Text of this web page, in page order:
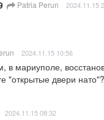
Patria Perun 2024.11.15
2024.11.15 10:56
в мариуполе,
"открытые двери
2024.11.15 08:32